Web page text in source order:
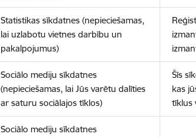
Statistikas sīkdatnes (nepieciešamas,
lai uzlabotu vietnes darbību un
pakalpojumus)
Sociālo mediju sīkdatnes
(nepieciešamas, lai Jūs varētu dalīties
ar saturu sociālajos tīklos)
Šīs
kas
tīklus
Sociālo mediju sīkdatnes